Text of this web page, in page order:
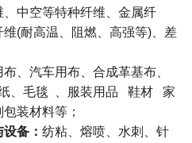
中空等特种纤维、金属纤
(耐高温、阻燃、高强等)、差
、汽车用布、合成革基布、
、毛毯 、服装用品 鞋材 家
装材料等；
备： 纺粘、熔喷、水刺、针